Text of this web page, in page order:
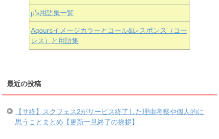
μ’s用語集一覧
Aqoursイメージカラーとコール&レスポンス（コー
レス）と用語集
最近の投稿
【サ終】スクフェス2がサービス終了した理由考察や個人的に
思うことまとめ【更新一旦終了の挨拶】